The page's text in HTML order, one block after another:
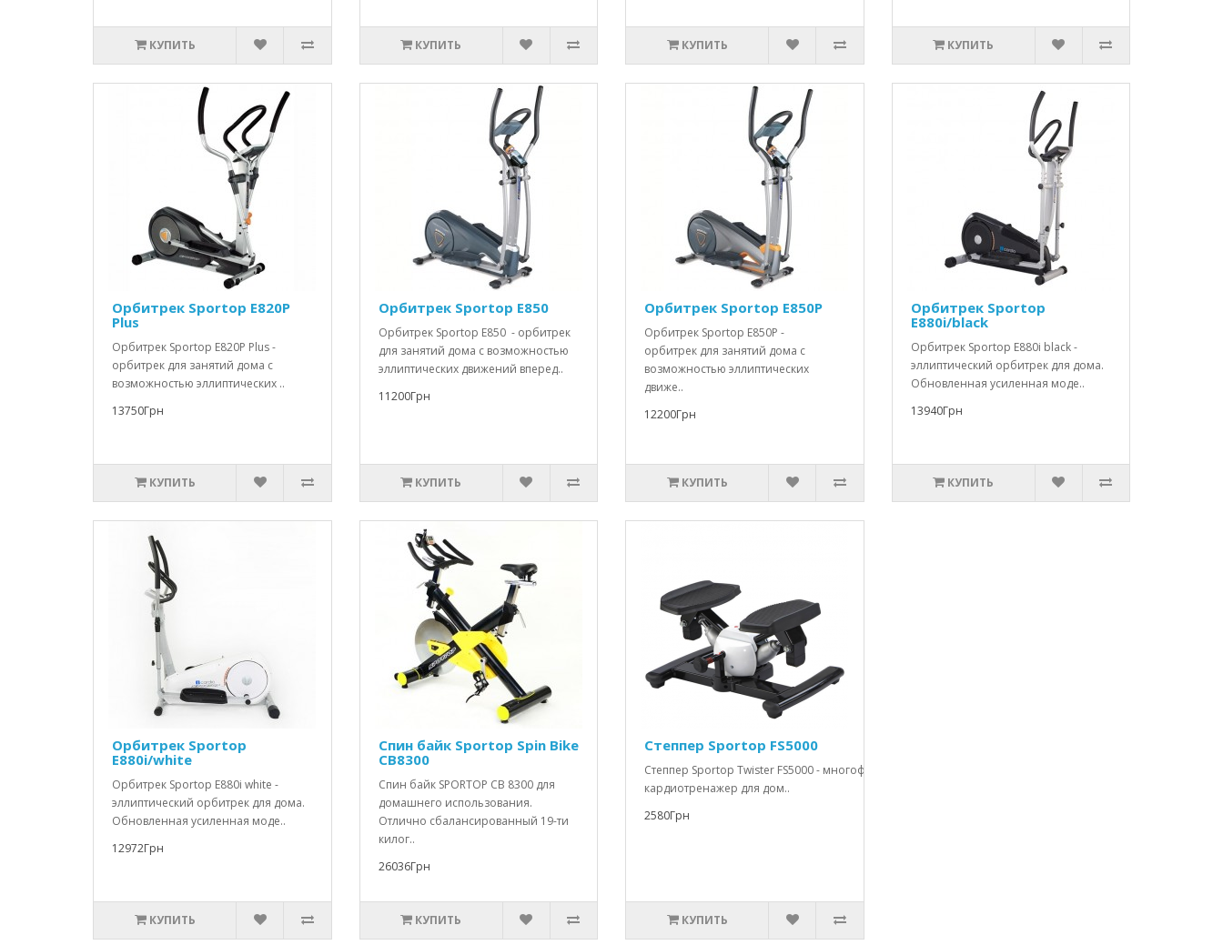
КУПИТЬ КУПИТЬ КУПИТЬ КУПИТЬ
Орбитрек Sportop E820P
Plus
Орбитрек Sportop E820P Plus -
орбитрек для занятий дома с
возможностью эллиптических ..
13750Грн
КУПИТЬ
Орбитрек Sportop E850
Орбитрек Sportop E850 - орбитрек
для занятий дома с возможностью
эллиптических движений вперед..
11200Грн
КУПИТЬ
Орбитрек Sportop E850P
Орбитрек Sportop E850P -
орбитрек для занятий дома с
возможностью эллиптических
движе..
12200Грн
КУПИТЬ
Орбитрек Sportop
E880i/black
Орбитрек Sportop E880i black -
эллиптический орбитрек для дома.
Обновленная усиленная моде..
13940Грн
КУПИТЬ
Орбитрек Sportop
E880i/white
Орбитрек Sportop E880i white -
эллиптический орбитрек для дома.
Обновленная усиленная моде..
12972Грн
КУПИТЬ
Спин байк Sportop Spin Bike
CB8300
Спин байк SPORTOP CB 8300 для
домашнего использования.
Отлично сбалансированный 19-ти
килог..
26036Грн
КУПИТЬ
Степпер Sportop FS5000
Степпер Sportop Twister FS5000 - многофункциональный
кардиотренажер для дом..
2580Грн
КУПИТЬ